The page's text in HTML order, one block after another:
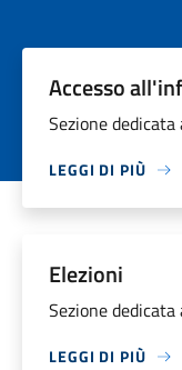
Accesso
Sezione
LEGGI DI PIÙ
Elezioni
Sezione
LEGGI DI PIÙ